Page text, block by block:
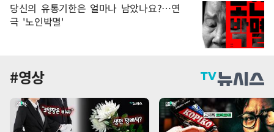
당신의 유통기한은 얼마나 남았나요?…연
극 '노인박멸'
#영상